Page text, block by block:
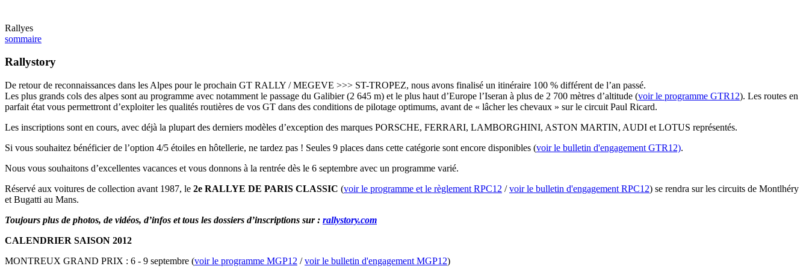
Rallyes
sommaire
Rallystory
De retour de reconnaissances dans les Alpes pour le prochain GT RALLY / MEGEVE >>> ST-TROPEZ, nous avons finalisé un itinéraire 100 % différent de l’an passé.
Les plus grands cols des alpes sont au programme avec notamment le passage du Galibier (2 645 m) et le plus haut d’Europe l’Iseran à plus de 2 700 mètres d’altitude (voir le programme GTR12). Les routes en
parfait état vous permettront d’exploiter les qualités routières de vos GT dans des conditions de pilotage optimums, avant de « lâcher les chevaux » sur le circuit Paul Ricard.
Les inscriptions sont en cours, avec déjà la plupart des derniers modèles d’exception des marques PORSCHE, FERRARI, LAMBORGHINI, ASTON MARTIN, AUDI et LOTUS représentés.
Si vous souhaitez bénéficier de l’option 4/5 étoiles en hôtellerie, ne tardez pas ! Seules 9 places dans cette catégorie sont encore disponibles (voir le bulletin d'engagement GTR12).
Nous vous souhaitons d’excellentes vacances et vous donnons à la rentrée dès le 6 septembre avec un programme varié.
Réservé aux voitures de collection avant 1987, le 2e RALLYE DE PARIS CLASSIC (voir le programme et le règlement RPC12 /voir le bulletin d'engagement RPC12) se rendra sur les circuits de Montlhéry
et Bugatti au Mans.
Toujours plus de photos, de vidéos, d’infos et tous les dossiers d’inscriptions sur : rallystory.com
CALENDRIER SAISON 2012
MONTREUX GRAND PRIX : 6 - 9 septembre (voir le programme MGP12 /voir le bulletin d'engagement MGP12)